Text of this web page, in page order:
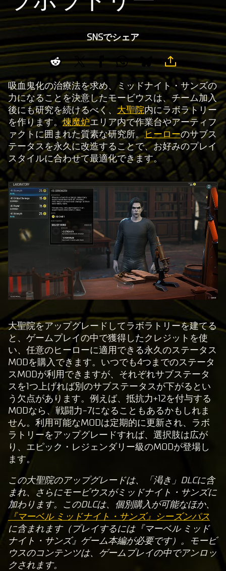
SNSでシェア
吸血鬼化の治療法を求め、ミッドナイト・サンズの
力になることを決意したモービウスは、チーム加入
後にも研究を続けるべく、 大聖院内にラボラトリー
を作ります。煉魔炉エリア内で作業台やアーティフ
ァクトに囲まれた質素な研究所。ヒーローのサブス
テータスを永久に改造することで、お好みのプレイ
スタイルに合わせて最適化できます。
大聖院をアップグレードしてラボラトリーを建てる
と、ゲームプレイの中で獲得したクレジットを使
い、任意のヒーローに適用できる永久のステータス
MODを購入できます。いつでも4つまでのステータ
スMODが利用できますが、それぞれサブステータ
スを1つ上げれば別のサブステータスが下がるとい
う欠点があります。例えば、抵抗力+12を付与する
MODなら、戦闘力-7になることもあるかもしれま
せん。利用可能なMODは定期的に更新され、ラボ
ラトリーをアップグレードすれば、選択肢は広が
り、エピック・レジェンダリー級のMODが登場し
ます。
この大聖院のアップグレードは、「渇き」DLCに含
まれ、さらにモービウスがミッドナイト・サンズに
加わります。このDLCは、個別購入が可能なほか、
『マーベル ミッドナイト・サンズ』シーズンパス
に含まれます（プレイするには『マーベル ミッド
ナイト・サンズ』ゲーム本編が必要です）。モービ
ウスのコンテンツは、ゲームプレイの中でアンロッ
クされます。